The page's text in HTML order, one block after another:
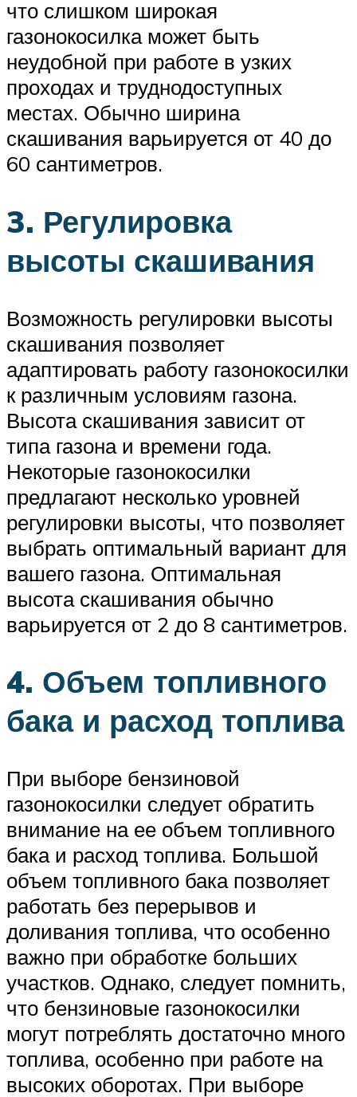
что слишком широкая
газонокосилка может быть
неудобной при работе в узких
проходах и труднодоступных
местах. Обычно ширина
скашивания варьируется от 40 до
60 сантиметров.
3. Регулировка
высоты скашивания
Возможность регулировки высоты
скашивания позволяет
адаптировать работу газонокосилки
к различным условиям газона.
Высота скашивания зависит от
типа газона и времени года.
Некоторые газонокосилки
предлагают несколько уровней
регулировки высоты, что позволяет
выбрать оптимальный вариант для
вашего газона. Оптимальная
высота скашивания обычно
варьируется от 2 до 8 сантиметров.
4. Объем топливного
бака и расход топлива
При выборе бензиновой
газонокосилки следует обратить
внимание на ее объем топливного
бака и расход топлива. Большой
объем топливного бака позволяет
работать без перерывов и
доливания топлива, что особенно
важно при обработке больших
участков. Однако, следует помнить,
что бензиновые газонокосилки
могут потреблять достаточно много
топлива, особенно при работе на
высоких оборотах. При выборе